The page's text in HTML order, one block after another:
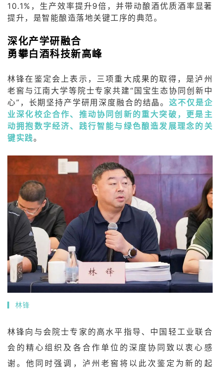
10.1%，生产效率提升9倍，并带动酿酒优质酒率显著
提升，是智能酿造落地关键工序的典范。
深化产学研融合
勇攀白酒科技新高峰
林锋在鉴定会上表示，三项重大成果的取得，是泸州
老窖与江南大学等院士专家共建“国宝生态协同创新中
心”，长期坚持产学研用深度融合的结晶。这不仅是企
业深化校企合作、推动协同创新的重大突破，更是主
动拥抱数字经济、践行智能与绿色酿造发展理念的关
键实践。
林锋
林锋向与会院士专家的高水平指导、中国轻工业联合
会的精心组织及各合作单位的深度协同致以衷心感
谢。他同时强调，泸州老窖将以此次鉴定为新的起